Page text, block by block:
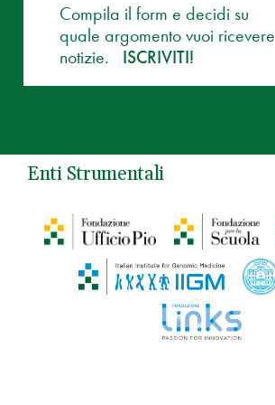
Compila il form e decidi su
quale argomento vuoi ricevere
notizie.
ISCRIVITI!
Enti Strumentali